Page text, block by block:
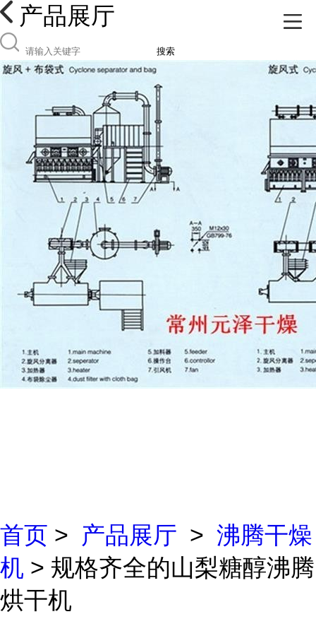
产品展厅
搜索
首页 > 产品展厅 > 沸腾干燥
机 > 规格齐全的山梨糖醇沸腾
烘干机